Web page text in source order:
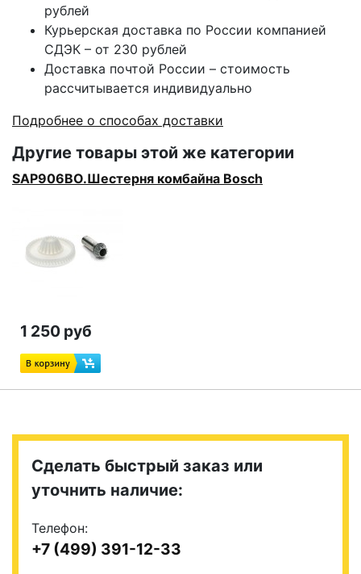
рублей
Курьерская доставка по России компанией
СДЭК – от 230 рублей
Доставка почтой России – стоимость
рассчитывается индивидуально
Подробнее о способах доставки
Другие товары этой же категории
SAP906BO.Шестерня комбайна Bosch
1 250 руб
Сделать быстрый заказ или
уточнить наличие:
Телефон:
+7 (499) 391-12-33